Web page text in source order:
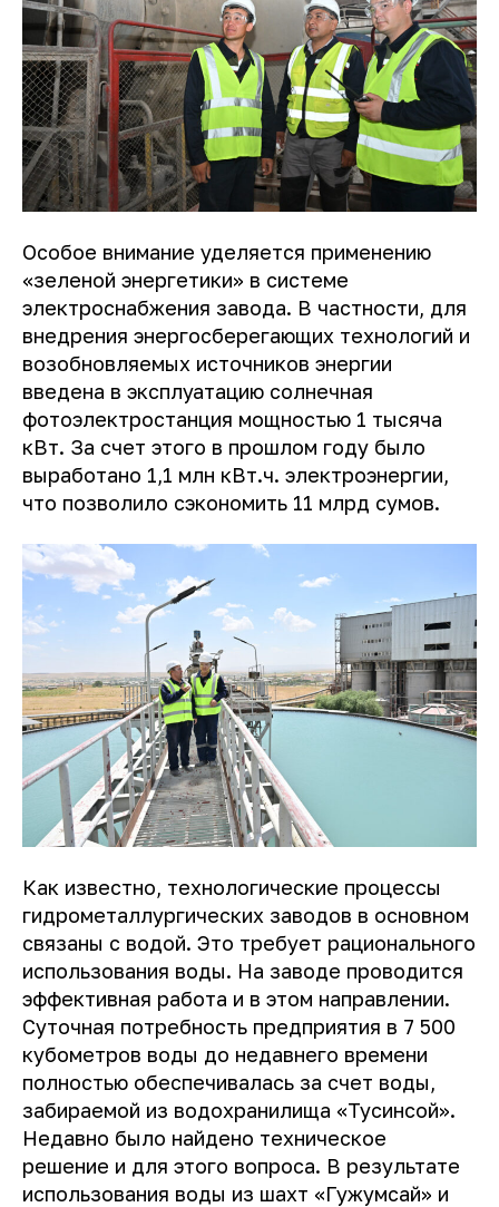
Особое внимание уделяется применению
«зеленой энергетики» в системе
электроснабжения завода. В частности, для
внедрения энергосберегающих технологий и
возобновляемых источников энергии
введена в эксплуатацию солнечная
фотоэлектростанция мощностью 1 тысяча
кВт. За счет этого в прошлом году было
выработано 1,1 млн кВт.ч. электроэнергии,
что позволило сэкономить 11 млрд сумов.
Как известно, технологические процессы
гидрометаллургических заводов в основном
связаны с водой. Это требует рационального
использования воды. На заводе проводится
эффективная работа и в этом направлении.
Суточная потребность предприятия в 7 500
кубометров воды до недавнего времени
полностью обеспечивалась за счет воды,
забираемой из водохранилища «Тусинсой».
Недавно было найдено техническое
решение и для этого вопроса. В результате
использования воды из шахт «Гужумсай» и